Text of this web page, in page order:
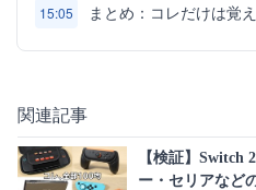
15:05 まとめ：コレだけは覚
関連記事
【検証】Switch
ー・セリアなど